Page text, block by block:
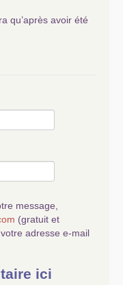
qu’après avoir été
message,
(gratuit et
adresse e-mail
ici